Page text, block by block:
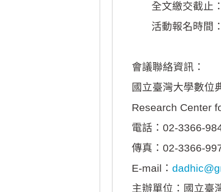
全文繳交截止
活動報名時間
會議聯絡資訊：
國立臺灣大學數位
Research Center
電話：02-3366-
傳真：02-3366-
E-mail：
主辦單位：國立臺